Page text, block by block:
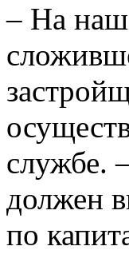
– На наш
службе.
должен
по